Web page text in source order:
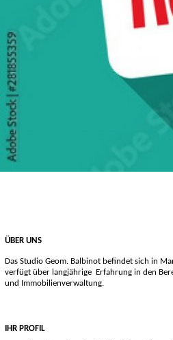
ÜBER UNS
Das Studio Geom. Balbinot befindet sich in
verfügt über langjährige Erfahrung in den
und Immobilienverwaltung.
IHR PROFIL